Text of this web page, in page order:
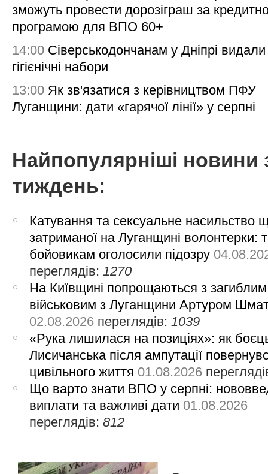
зможуть провести дорозіграш за
програмою для ВПО 60+
14:00 Сіверськодончанам у Дніпрі видали
гігієнічні набори
13:00 Як зв'язатися з керівництвом ПФУ
Луганщини: дати «гарячої лінії» у серпні
Найпопулярніші новини
тиждень:
Катування та сексуальне насильство
затриманої на Луганщині волонтерки:
бойовикам оголосили підозру
переглядів: 1270
На Київщині попрощаються з загиблим
військовим з Луганщини Артуром
02.08.2026 переглядів: 1039
«Рука лишилася на позиціях»: як
Лисичанська після ампутації
цивільного життя 01.08.2026
Що варто знати ВПО у серпні:
виплати та важливі дати 01.08.2026
переглядів:812